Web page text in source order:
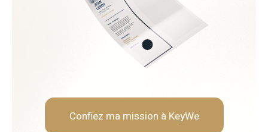
Soft Skills recherchées :
Rigueur et fiabilité
Neutralité et indépendance
Capacité d'analyse et de
Confiez ma mission à KeyWe